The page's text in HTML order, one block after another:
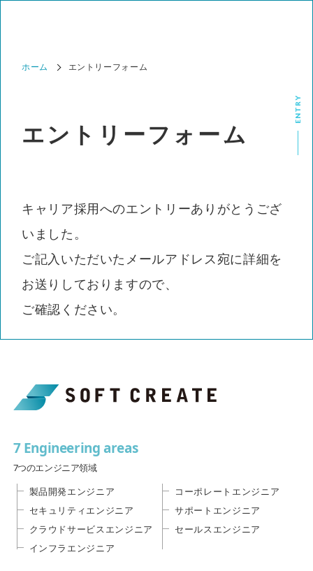
ホーム エントリーフォーム
エントリーフォーム
ENTRY
キャリア採用へのエントリーありがとうござ
いました。
ご記入いただいたメールアドレス宛に詳細を
お送りしておりますので、
ご確認ください。
7 Engineering areas
7つのエンジニア領域
製品開発エンジニア
セキュリティエンジニア
クラウドサービスエンジニア
インフラエンジニア
コーポレートエンジニア
サポートエンジニア
セールスエンジニア